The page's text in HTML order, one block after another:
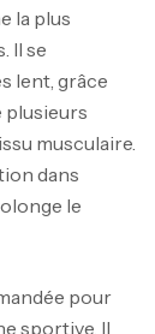
la plus
Il se
lent, grâce
plusieurs
musculaire.
dans
le
pour
sportive. Il